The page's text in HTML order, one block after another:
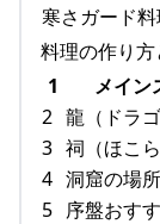
寒さガード
料理の作り
1
メイン
2 龍（ドラ
3 祠（ほこ
4 洞窟の場
5 序盤おす